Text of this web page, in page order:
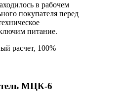
в рабочем
покупателя перед
питание.
расчет, 100%
МЦК-6